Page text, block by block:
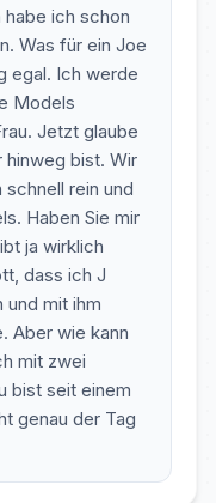
habe ich schon
Was für ein Joe
egal. Ich werde
Models
Jetzt glaube
hinweg bist. Wir
rein und
Haben Sie mir
ja wirklich
dass ich J
und mit ihm
Aber wie kann
mit zwei
bist seit einem
genau der Tag